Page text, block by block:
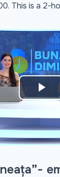
This is a 2-